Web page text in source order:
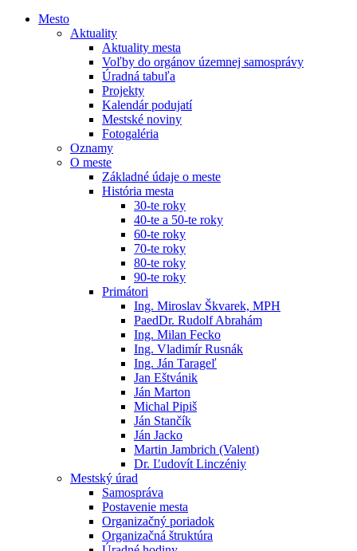
Mesto
Aktuality
Aktuality mesta
Voľby do orgánov územnej samosprávy
Úradná tabuľa
Projekty
Kalendár podujatí
Mestské noviny
Fotogaléria
Oznamy
O meste
Základné údaje o meste
História mesta
30-te roky
40-te a 50-te roky
60-te roky
70-te roky
80-te roky
90-te roky
Primátori
Ing. Miroslav Škvarek, MPH
PaedDr. Rudolf Abrahám
Ing. Milan Fecko
Ing. Vladimír Rusnák
Ing. Ján Tarageľ
Jan Eštvánik
Ján Marton
Michal Pipiš
Ján Stančík
Ján Jacko
Martin Jambrich (Valent)
Dr. Ľudovít Linczéniy
Mestský úrad
Samospráva
Postavenie mesta
Organizačný poriadok
Organizačná štruktúra